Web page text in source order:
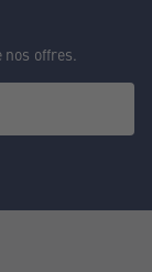
nos offres.